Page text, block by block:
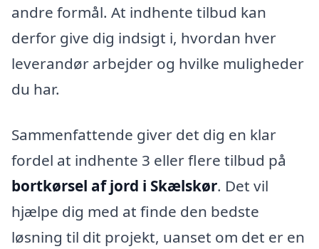
andre formål. At indhente tilbud kan
derfor give dig indsigt i, hvordan hver
leverandør arbejder og hvilke muligheder
du har.
Sammenfattende giver det dig en klar
fordel at indhente 3 eller flere tilbud på
bortkørsel af jord i Skælskør. Det vil
hjælpe dig med at finde den bedste
løsning til dit projekt, uanset om det er en